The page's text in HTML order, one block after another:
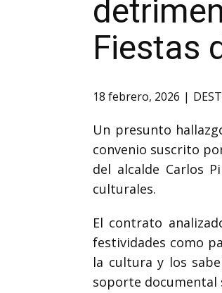
Fiestas
18 febrero, 2026
Un presunto
convenio suscrito
del alcalde Carlos
culturales.
El contrato
festividades como
la cultura y los
soporte